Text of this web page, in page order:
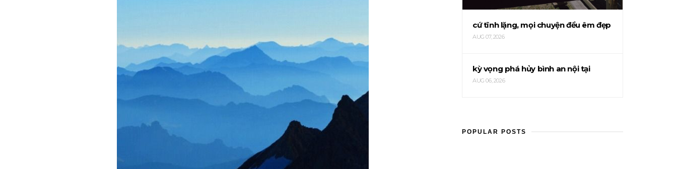
cứ tĩnh lặng, mọi chuyện đều êm đẹp
AUG 07, 2026
kỳ vọng phá hủy bình an nội tại
AUG 06, 2026
POPULAR POSTS